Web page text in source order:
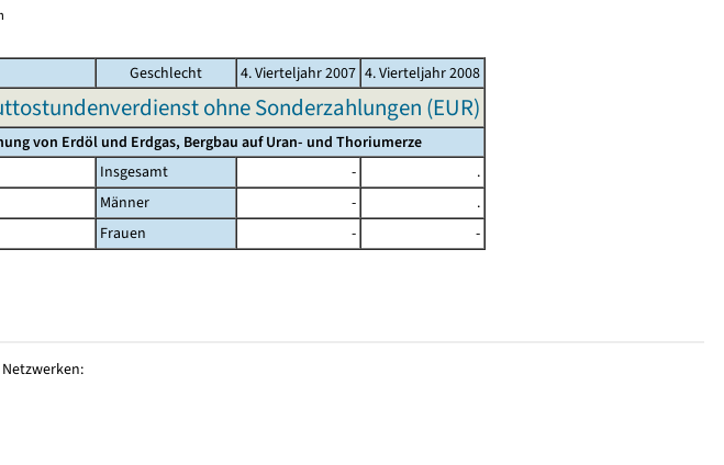
Geschlecht 4. Vierteljahr 2007 4. Vierteljahr 2008
ohne Sonderzahlungen (EUR)
von Erdöl und Erdgas, Bergbau auf Uran- und Thoriumerze
Insgesamt
-
.
Männer
-
.
Frauen
- -